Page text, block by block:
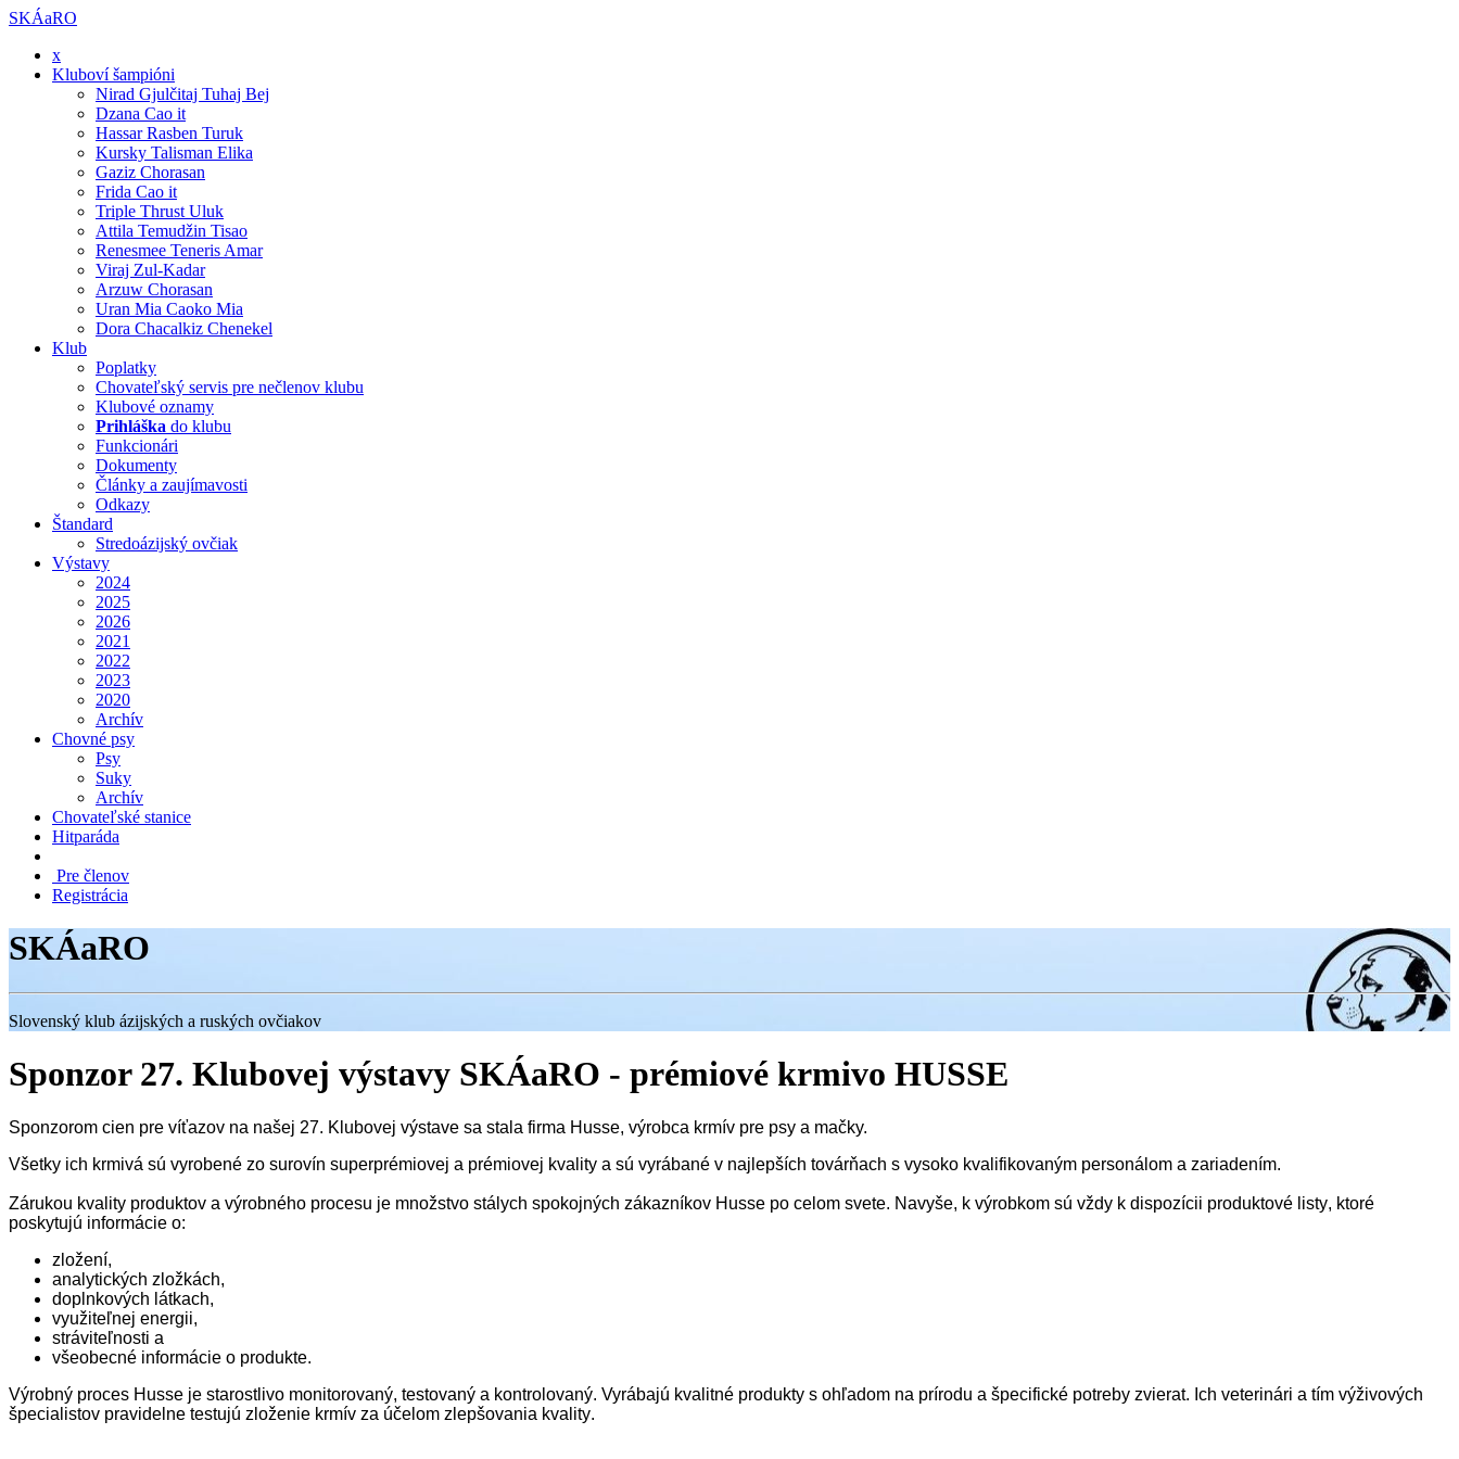
SKÁaRO
x
Kluboví šampióni
Nirad Gjulčitaj Tuhaj Bej
Dzana Cao it
Hassar Rasben Turuk
Kursky Talisman Elika
Gaziz Chorasan
Frida Cao it
Triple Thrust Uluk
Attila Temudžin Tisao
Renesmee Teneris Amar
Viraj Zul-Kadar
Arzuw Chorasan
Uran Mia Caoko Mia
Dora Chacalkiz Chenekel
Klub
Poplatky
Chovateľský servis pre nečlenov klubu
Klubové oznamy
Prihláška do klubu
Funkcionári
Dokumenty
Články a zaujímavosti
Odkazy
Štandard
Stredoázijský ovčiak
Výstavy
2024
2025
2026
2021
2022
2023
2020
Archív
Chovné psy
Psy
Suky
Archív
Chovateľské stanice
Hitparáda
Pre členov
Registrácia
SKÁaRO
Slovenský klub ázijských a ruských ovčiakov
Sponzor 27. Klubovej výstavy SKÁaRO - prémiové krmivo HUSSE
Sponzorom cien pre víťazov na našej 27. Klubovej výstave sa stala firma Husse, výrobca krmív pre psy a mačky.
Všetky ich krmivá sú vyrobené zo surovín superprémiovej a prémiovej kvality a sú vyrábané v najlepších továrňach s vysoko kvalifikovaným personálom a zariadením.
Zárukou kvality produktov a výrobného procesu je množstvo stálych spokojných zákazníkov Husse po celom svete. Navyše, k výrobkom sú vždy k dispozícii produktové listy, ktoré
poskytujú informácie o:
zložení,
analytických zložkách,
doplnkových látkach,
využiteľnej energii,
stráviteľnosti a
všeobecné informácie o produkte.
Výrobný proces Husse je starostlivo monitorovaný, testovaný a kontrolovaný. Vyrábajú kvalitné produkty s ohľadom na prírodu a špecifické potreby zvierat. Ich veterinári a tím výživových
špecialistov pravidelne testujú zloženie krmív za účelom zlepšovania kvality.